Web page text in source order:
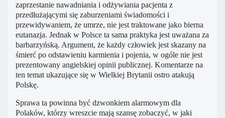
zaprzestanie nawadniania i odżywiania pacjenta z
przedłużającymi się zaburzeniami świadomości i
przewidywaniem, że umrze, nie jest traktowane jako bierna
eutanazja. Jednak w Polsce ta sama praktyka jest uważana za
barbarzyńską. Argument, że każdy człowiek jest skazany na
śmierć po odstawieniu karmienia i pojenia, w ogóle nie jest
prezentowany angielskiej opinii publicznej. Komentarze na
ten temat ukazujące się w Wielkiej Brytanii ostro atakują
Polskę.
Sprawa ta powinna być dzwonkiem alarmowym dla
Polaków, którzy wreszcie mają szansę zobaczyć, w jaki